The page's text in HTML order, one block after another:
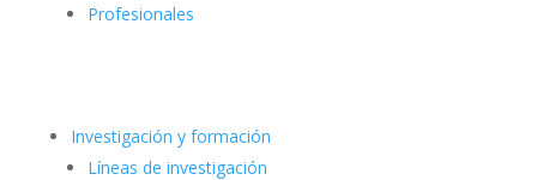
Profesionales
Investigación y formación
Líneas de investigación